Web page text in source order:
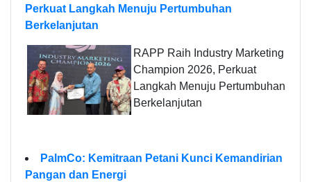
Perkuat Langkah Menuju Pertumbuhan
Berkelanjutan
RAPP Raih Industry Marketing
Champion 2026, Perkuat
Langkah Menuju Pertumbuhan
Berkelanjutan
PalmCo: Kemitraan Petani Kunci Kemandirian
Pangan dan Energi